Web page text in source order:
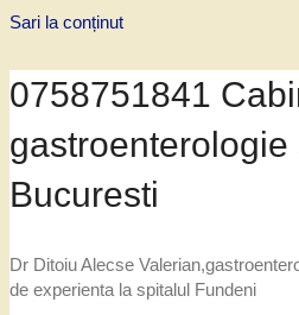
Sari la conținut
0758751841
Bucuresti
Dr Ditoiu Alecse
de experienta la spitalul Fundeni